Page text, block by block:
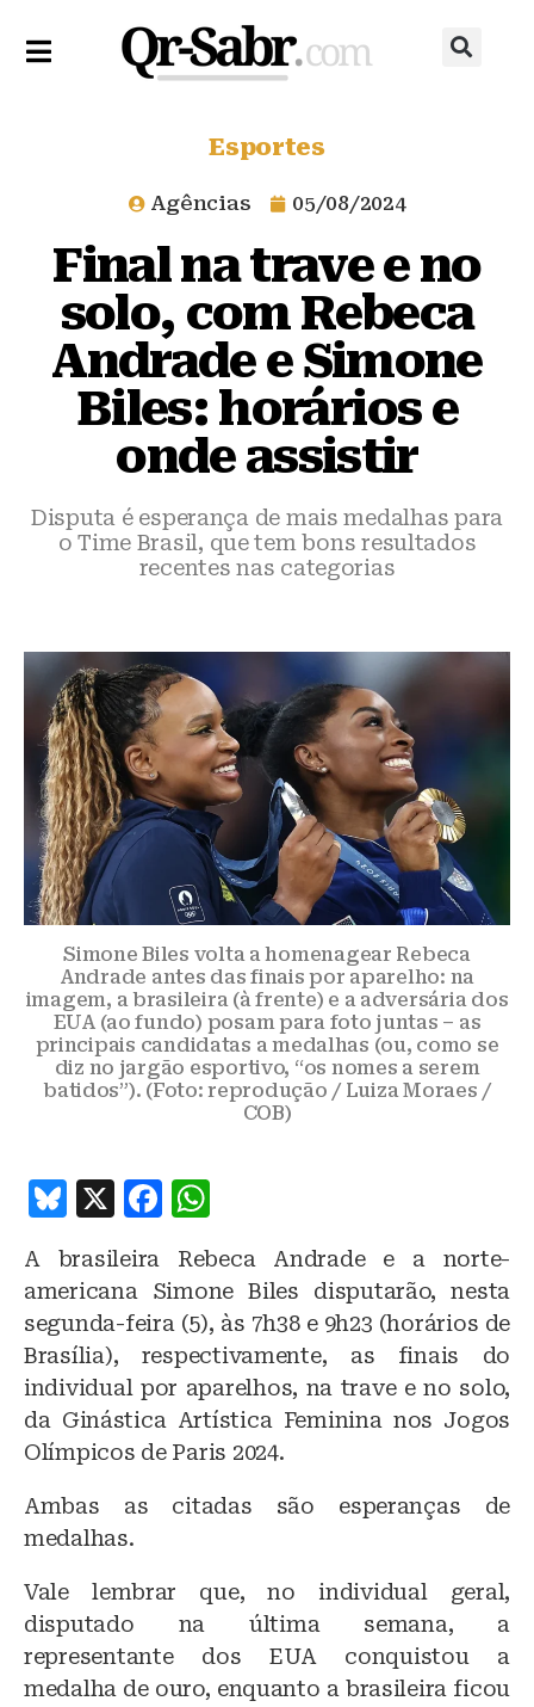
Esportes
Agências 05/08/2024
Final na trave e no
solo, com Rebeca
Andrade e Simone
Biles: horários e
onde assistir
Disputa é esperança de mais medalhas para
o Time Brasil, que tem bons resultados
recentes nas categorias
Simone Biles volta a homenagear Rebeca
Andrade antes das finais por aparelho: na
imagem, a brasileira (à frente) e a adversária dos
EUA (ao fundo) posam para foto juntas – as
principais candidatas a medalhas (ou, como se
diz no jargão esportivo, “os nomes a serem
batidos”). (Foto: reprodução / Luiza Moraes /
COB)
B
e
s
k
y
X
F
c
e
b
o
o
k
at
s
A
p
p
A brasileira Rebeca Andrade e a norte-
americana Simone Biles disputarão, nesta
segunda-feira (5), às 7h38 e 9h23 (horários de
Brasília), respectivamente, as finais do
individual por aparelhos, na trave e no solo,
da Ginástica Artística Feminina nos Jogos
Olímpicos de Paris 2024.
Ambas as citadas são esperanças de
medalhas.
Vale lembrar que, no individual geral,
disputado na última semana, a
representante dos EUA conquistou a
medalha de ouro, enquanto a brasileira ficou